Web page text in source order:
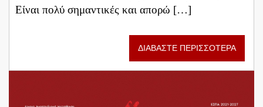
Είναι πολύ σημαντικές και απορώ […]
ΔΙΑΒΑΣΤΕ ΠΕΡΙΣΣΟΤΕΡΑ